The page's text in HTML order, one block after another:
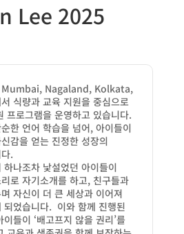
Lee 2025
Mumbai, Nagaland, Kolkata,
식량과 교육 지원을 중심으로
프로그램을 운영하고 있습니다.
한 언어 학습을 넘어, 아이들이
감을 얻는 진정한 성장의
.
나조차 낯설었던 아이들이
로 자기소개를 하고, 친구들과
자신이 더 큰 세상과 이어져
되었습니다. 이와 함께 진행된
들이 ‘배고프지 않을 권리’를